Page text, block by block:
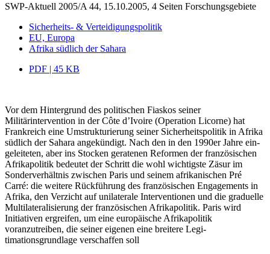
SWP-Aktuell 2005/A 44, 15.10.2005, 4 Seiten Forschungsgebiete
Sicherheits- & Verteidigungspolitik
EU, Europa
Afrika südlich der Sahara
PDF | 45 KB
Vor dem Hintergrund des politischen Fiaskos seiner
Militärintervention in der Côte d’Ivoire (Operation Licorne) hat
Frankreich eine Umstrukturierung seiner Sicherheits­politik in Afrika
südlich der Sahara angekündigt. Nach den in den 1990er Jahre ein­
geleiteten, aber ins Stocken gera­tenen Reformen der französischen
Afrikapolitik be­deutet der Schritt die wohl wich­tigste Zäsur im
Sonderverhältnis zwischen Paris und seinem afrikanischen Pré
Carré: die weitere Rückführung des französischen Engage­ments in
Afrika, den Verzicht auf unilaterale Interventionen und die graduelle
Multi­lateralisierung der französischen Afrikapolitik. Paris wird
Initiativen ergreifen, um eine euro­päische Afrikapolitik
voranzutreiben, die seiner eigenen eine breitere Legi­
timationsgrundlage verschaffen soll